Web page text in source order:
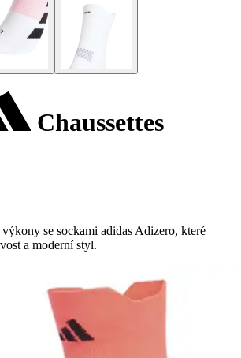
Chaussettes
výkony se sockami adidas Adizero, které
a moderní styl.